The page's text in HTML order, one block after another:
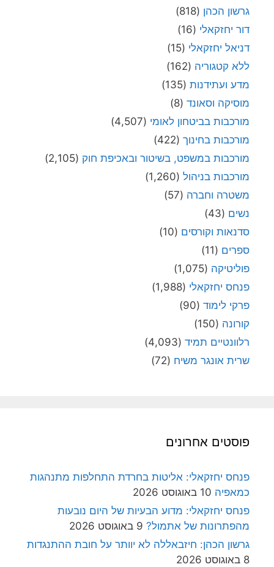
גרשון הכהן (818)
דור יחזקאלי (16)
דניאל יחזקאלי (15)
ללא קטגוריה (162)
מדע ועתידנות (135)
מוסיקה וסאונד (8)
מורכבות בביטחון לאומי (4,507)
מורכבות בחינוך (422)
מורכבות במשפט, בשיטור ובאכיפת חוק (2,105)
מורכבות בניהול (1,260)
משטרה וחברה (57)
נשים (43)
סדנאות וקורסים (10)
ספרים (11)
פוליטיקה (1,075)
פנחס יחזקאלי (1,988)
פרקי לימוד (90)
קורונה (150)
רלוונטיים תמיד (4,093)
שרית אונגר משיח (72)
פוסטים אחרונים
פנחס יחזקאלי: אליטות בחרדת התחלפות מתנהגות
כמאפיה 10 באוגוסט 2026
פנחס יחזקאלי: מדוע הבעיות של היום נובעות
מהפתרונות של אתמול? 9 באוגוסט 2026
גרשון הכהן: חיזבאללה לא יוותר על חובת ההתנגדות
8 באוגוסט 2026